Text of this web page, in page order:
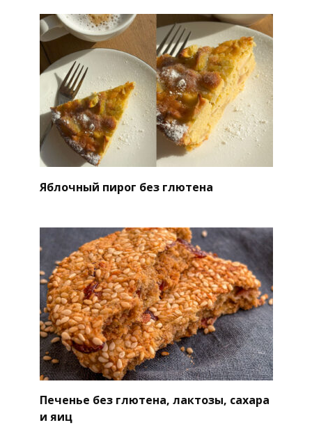
Яблочный пирог без глютена
Печенье без глютена, лактозы, сахара
и яиц